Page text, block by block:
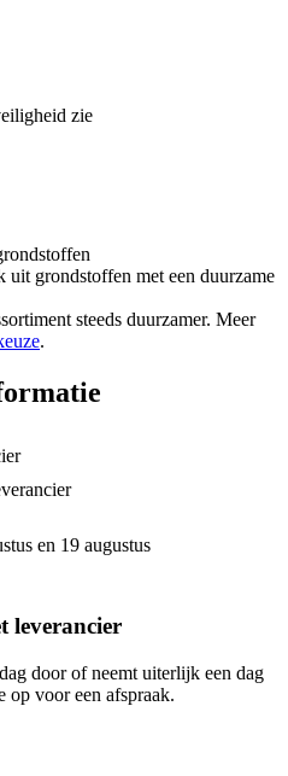
zie
grondstoffen met een duurzame
steeds duurzamer. Meer
.
en 19 augustus
leverancier
door of neemt uiterlijk een dag
op voor een afspraak.